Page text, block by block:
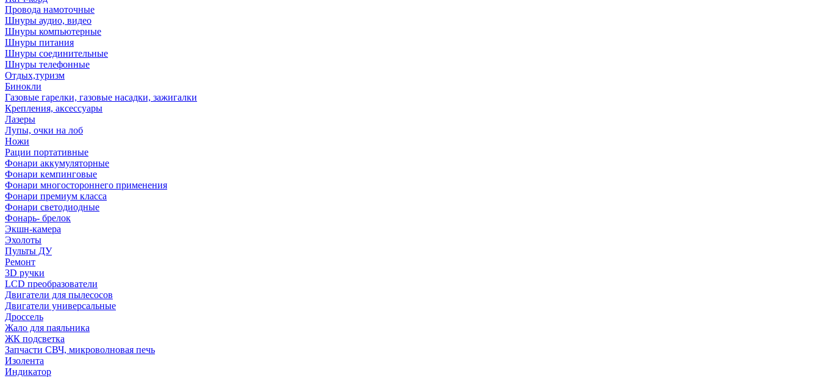
Провода намоточные
Шнуры аудио, видео
Шнуры компьютерные
Шнуры питания
Шнуры соединительные
Шнуры телефонные
Отдых,туризм
Бинокли
Газовые гарелки, газовые насадки, зажигалки
Крепления, аксессуары
Лазеры
Лупы, очки на лоб
Ножи
Рации портативные
Фонари аккумуляторные
Фонари кемпинговые
Фонари многостороннего применения
Фонари премиум класса
Фонари светодиодные
Фонарь- брелок
Экшн-камера
Эхолоты
Пульты ДУ
Ремонт
3D ручки
LCD преобразователи
Двигатели для пылесосов
Двигатели универсальные
Дроссель
Жало для паяльника
ЖК подсветка
Запчасти СВЧ, микроволновая печь
Изолента
Индикатор